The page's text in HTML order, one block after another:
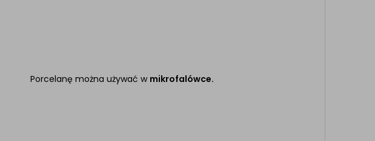
Porcelanę można używać w mikrofalówce.